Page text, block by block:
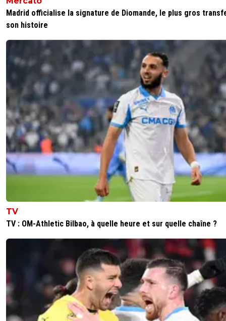
Madrid officialise la signature de Diomande, le plus gros
son histoire
TV
TV : OM-Athletic Bilbao, à quelle heure et sur quelle chaîne ?